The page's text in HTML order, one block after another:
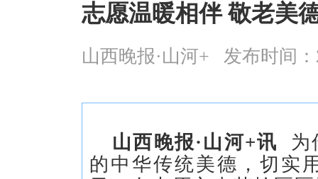
志愿温暖相伴 敬老美
山西晚报·山河+ 发布时间：
山西晚报·山河+讯 为
的中华传统美德，切实